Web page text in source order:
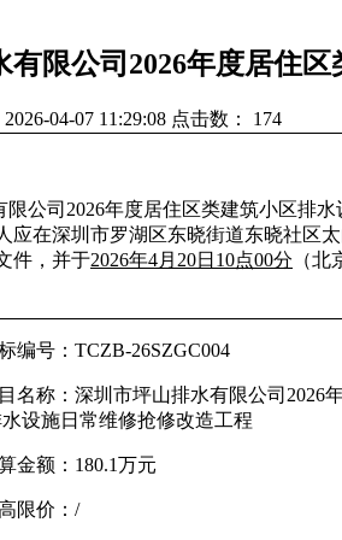
有限公司2026年度居住
04-07 11:29:08 点击数： 174
限公司2026年度居住区类建筑小区排
应在深圳市罗湖区东晓街道东晓社区
件，并于2026年4月20日10点00分 （
编号：TCZB-26SZGC004
名称： 深圳市坪山排水有限公司2026
水设施日常维修抢修改造工程
金额：180.1万元
限价： /